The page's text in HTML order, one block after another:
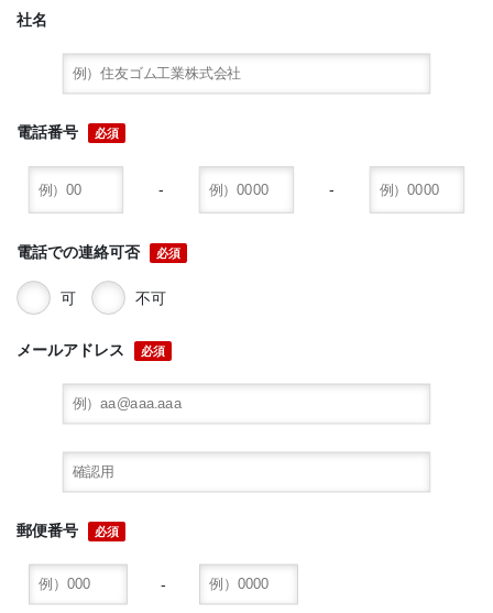
社名
電話番号 必須
- -
電話での連絡可否 必須
可 不可
メールアドレス 必須
郵便番号 必須
-